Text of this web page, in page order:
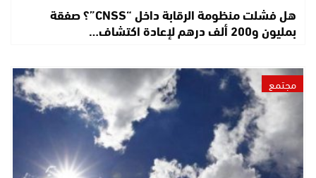
هل فشلت منظومة الرقابة داخل “CNSS”؟ صفقة
بمليون و200 ألف درهم لإعادة اكتشاف…
مجتمع